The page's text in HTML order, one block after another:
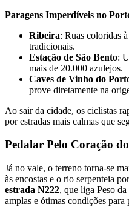
Caminho Francês de Santiago
8 Dias 4/5
Paragens Imperdíveis no
Ribeira: Ruas coloridas
tradicionais.
Estação de São Bento:
mais de 20.000 azulejos.
Caves de Vinho do
prove diretamente na
Ao sair da cidade, os ciclistas
por estradas mais calmas que
Pedalar Pelo Coração
Já no vale, o terreno torna-se
às encostas e o rio serpenteia
estrada N222, que liga Peso
amplas e ótimas condições para